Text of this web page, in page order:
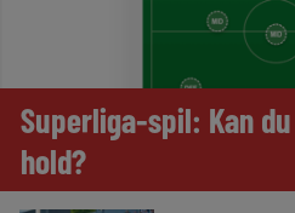
Superliga-spil: Kan
hold?